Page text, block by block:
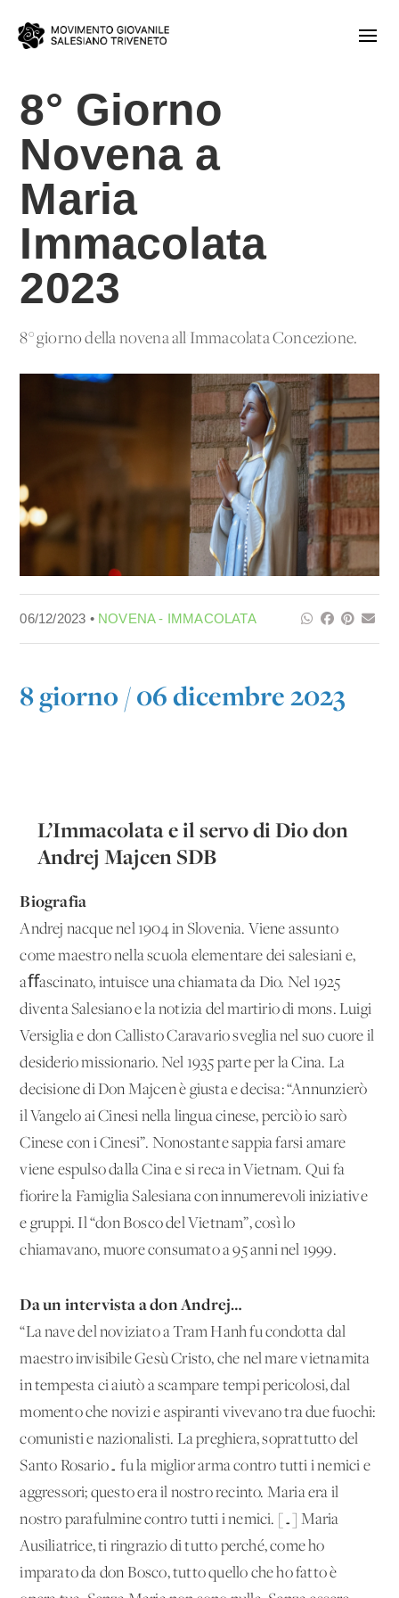
8° Giorno
Novena a
Maria
Immacolata
2023
8° giorno della novena all'Immacolata Concezione.
06/12/2023 • NOVENA - IMMACOLATA
8 giorno / 06 dicembre 2023
L’Immacolata e il servo di Dio don
Andrej Majcen SDB
Biografia
Andrej nacque nel 1904 in Slovenia. Viene assunto
come maestro nella scuola elementare dei salesiani e,
aﬀascinato, intuisce una chiamata da Dio. Nel 1925
diventa Salesiano e la notizia del martirio di mons. Luigi
Versiglia e don Callisto Caravario sveglia nel suo cuore il
desiderio missionario. Nel 1935 parte per la Cina. La
decisione di Don Majcen è giusta e decisa: “Annunzierò
il Vangelo ai Cinesi nella lingua cinese, perciò io sarò
Cinese con i Cinesi”. Nonostante sappia farsi amare
viene espulso dalla Cina e si reca in Vietnam. Qui fa
fiorire la Famiglia Salesiana con innumerevoli iniziative
e gruppi. Il “don Bosco del Vietnam”, così lo
chiamavano, muore consumato a 95 anni nel 1999.
Da un intervista a don Andrej…
“La nave del noviziato a Tram Hanh fu condotta dal
maestro invisibile Gesù Cristo, che nel mare vietnamita
in tempesta ci aiutò a scampare tempi pericolosi, dal
momento che novizi e aspiranti vivevano tra due fuochi:
comunisti e nazionalisti. La preghiera, soprattutto del
Santo Rosario… fu la miglior arma contro tutti i nemici e
aggressori; questo era il nostro recinto. Maria era il
nostro parafulmine contro tutti i nemici. […] Maria
Ausiliatrice, ti ringrazio di tutto perché, come ho
imparato da don Bosco, tutto quello che ho fatto è